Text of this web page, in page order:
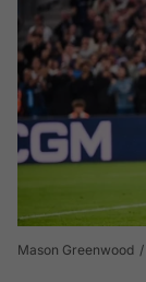
Mason Greenwood